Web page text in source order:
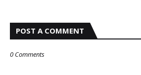
POST A COMMENT
0 Comments